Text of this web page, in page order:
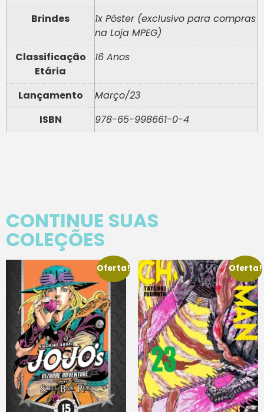
Brindes
1x Pôster (exclusivo para compras
na Loja MPEG)
Classificação
Etária
16 Anos
Lançamento
Março/23
ISBN
978-65-998661-0-4
CONTINUE SUAS
COLEÇÕES
Oferta! Oferta!